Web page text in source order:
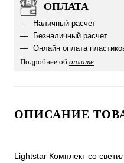
ОПЛАТА
Наличный расчет
Безналичный расчет
Онлайн оплата
Подробнее об оплате
ОПИСАНИЕ
Lightstar Комплект со